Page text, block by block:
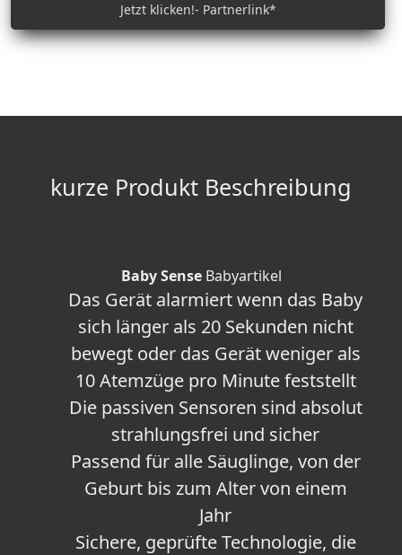
Jetzt klicken!- Partnerlink*
kurze Produkt Beschreibung
Baby SenseBabyartikel
Das Gerät alarmiert wenn das Baby
sich länger als 20 Sekunden nicht
bewegt oder das Gerät weniger als
10 Atemzüge pro Minute feststellt
Die passiven Sensoren sind absolut
strahlungsfrei und sicher
Passend für alle Säuglinge, von der
Geburt bis zum Alter von einem
Jahr
Sichere, geprüfte Technologie, die